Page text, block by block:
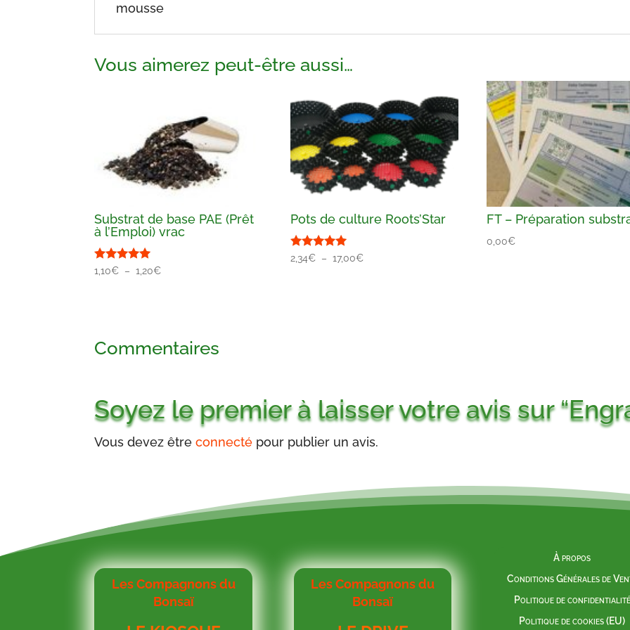
mousse
Vous aimerez peut-être aussi…
Substrat de base PAE (Prêt
à l’Emploi) vrac
Note
1,10€ – 1,20€Plage
à
Pots de culture Roots’Star
Note
2,34€ – 17,00€Plage
FT – Préparation
0,00€
Commentaires
Soyez le premier à laisser votre avis sur
Vous devez êtreconnecté pour publier un avis.
Les Compagnons du
Bonsaï
Les Compagnons du
Bonsaï
À propos
Conditions Générales de
Politique de confidentialité
Politique de cookies (EU)